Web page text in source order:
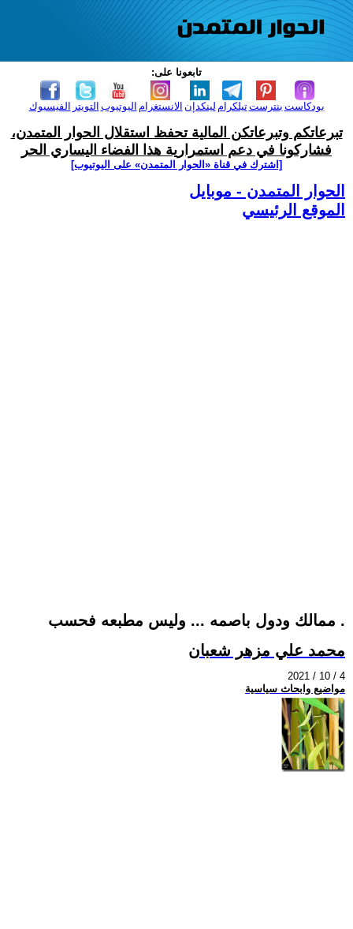
تابعونا على:
الفيسبوك التويتر اليوتيوب الانستغرام لينكدإن تيلكرامبنترست بودكاست
تبرعاتكم وتبرعاتكن المالية تحفظ استقلال الحوار المتمدن،
فشاركونا في دعم استمرارية هذا الفضاء اليساري الحر
[اشترك في قناة ‫«الحوار المتمدن» على اليوتيوب]
الحوار المتمدن - موبايل
الموقع الرئيسي
ممالك ودول باصمه ... وليس مطبعه فحسب .
محمد علي مزهر شعبان
2021 / 10 / 4
مواضيع وابحاث سياسية